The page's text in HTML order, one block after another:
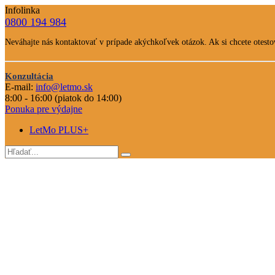
Infolinka
Telefone
číslo
0800 194 984
Text
Nevahajte
nás
kontaktovať
Neváhajte nás kontaktovať v prípade akýchkoľvek otázok. Ak si chcete
Odkaz
na
konzultáciu
Konzultácia
E-mail: info@letmo.sk
8:00 - 16:00 (piatok do 14:00)
Ponuka pre výdajne
LetMo PLUS+